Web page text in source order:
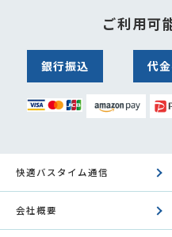
ご利用可
銀行振込 代
快適バスタイム通信
会社概要